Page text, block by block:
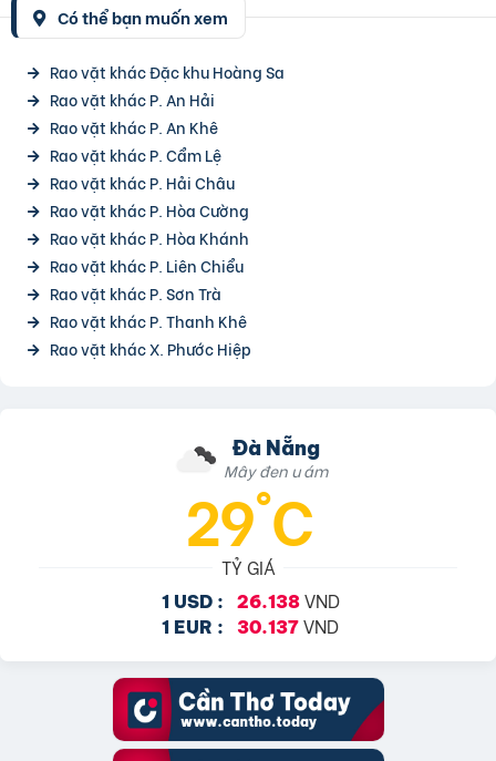
Có thể bạn muốn xem
Rao vặt khác Đặc khu Hoàng Sa
Rao vặt khác P. An Hải
Rao vặt khác P. An Khê
Rao vặt khác P. Cẩm Lệ
Rao vặt khác P. Hải Châu
Rao vặt khác P. Hòa Cường
Rao vặt khác P. Hòa Khánh
Rao vặt khác P. Liên Chiểu
Rao vặt khác P. Sơn Trà
Rao vặt khác P. Thanh Khê
Rao vặt khác X. Phước Hiệp
Đà Nẵng
Mây đen u ám
29°C
TỶ GIÁ
1 USD : 26.138VND
1 EUR : 30.137 VND